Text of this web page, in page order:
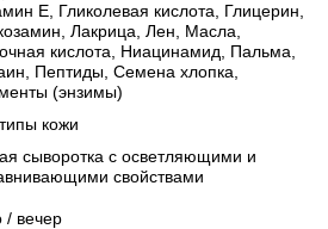
E, Гликолевая кислота, Глицерин,
Лакрица, Лен, Масла,
кислота, Ниацинамид, Пальма,
Пептиды, Семена хлопка,
(энзимы)
кожи
сыворотка с осветляющими и
свойствами
/ вечер